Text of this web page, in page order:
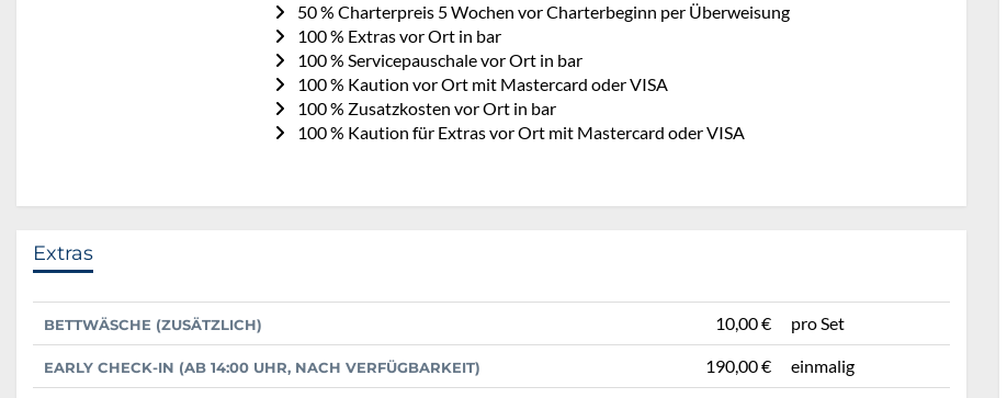
50 % Charterpreis 5 Wochen vor Charterbeginn per Überweisung
100 % Extras vor Ort in bar
100 % Servicepauschale vor Ort in bar
100 % Kaution vor Ort mit Mastercard oder VISA
100 % Zusatzkosten vor Ort in bar
100 % Kaution für Extras vor Ort mit Mastercard oder VISA
Extras
BETTWÄSCHE (ZUSÄTZLICH) 10,00 € pro Set
EARLY CHECK-IN (AB 14:00 UHR, NACH VERFÜGBARKEIT) 190,00 € einmalig